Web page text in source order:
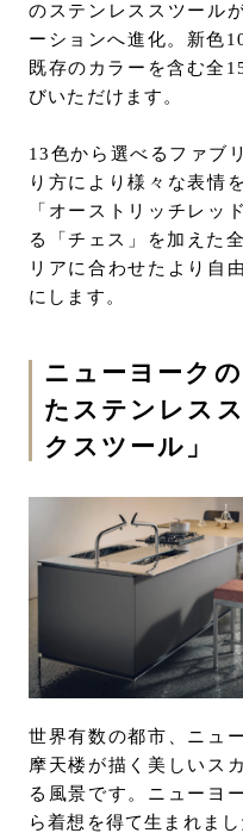
のステンレススツール
ーションへ進化。新色
既存のカラーを含む全
びいただけます。
13色から選べるファブ
り方により様々な表情
「オーストリッチレッ
る「チェス」を加えた
リアに合わせたより自
にします。
ニューヨーク
たステンレス
クスツール」
世界有数の都市、ニュ
摩天楼が描く美しいス
る風景です。ニューヨ
ら着想を得て生まれまし